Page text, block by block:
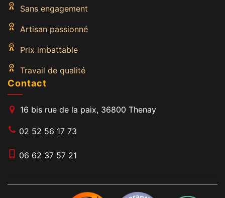
Sans engagement
Artisan passionné
Prix imbattable
Travail de qualité
Contact
16 bis rue de la paix, 36800 Thenay
02 52 56 17 73
06 62 37 57 21